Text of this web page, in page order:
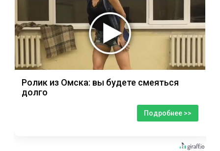
Ролик из Омска: вы будете смеяться
долго
Подробнее >>